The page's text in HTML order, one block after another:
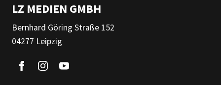
LZ MEDIEN GMBH
Bernhard Göring Straße 152
04277 Leipzig